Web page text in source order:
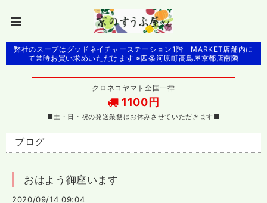
弊社のスープはグッドネイチャーステーション1階 MARKET店舗内に
て常時お買い求めいただけます ※四条河原町高島屋京都店南隣
クロネコヤマト全国一律
1100円
■土・日・祝の発送業務はお休みさせていただきます■
ブログ
おはよう御座います
2020/09/14 09:04